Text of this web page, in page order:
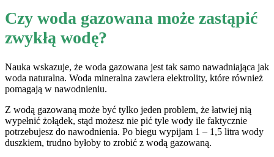
Czy woda gazowana może zastąpić
zwykłą wodę?
Nauka wskazuje, że woda gazowana jest tak samo nawadniająca jak
woda naturalna. Woda mineralna zawiera elektrolity, które również
pomagają w nawodnieniu.
Z wodą gazowaną może być tylko jeden problem, że łatwiej nią
wypełnić żołądek, stąd możesz nie pić tyle wody ile faktycznie
potrzebujesz do nawodnienia. Po biegu wypijam 1 – 1,5 litra wody
duszkiem, trudno byłoby to zrobić z wodą gazowaną.